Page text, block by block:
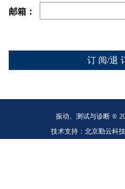
邮箱：
振动、测试与诊断 ®
技术支持：北京勤云科